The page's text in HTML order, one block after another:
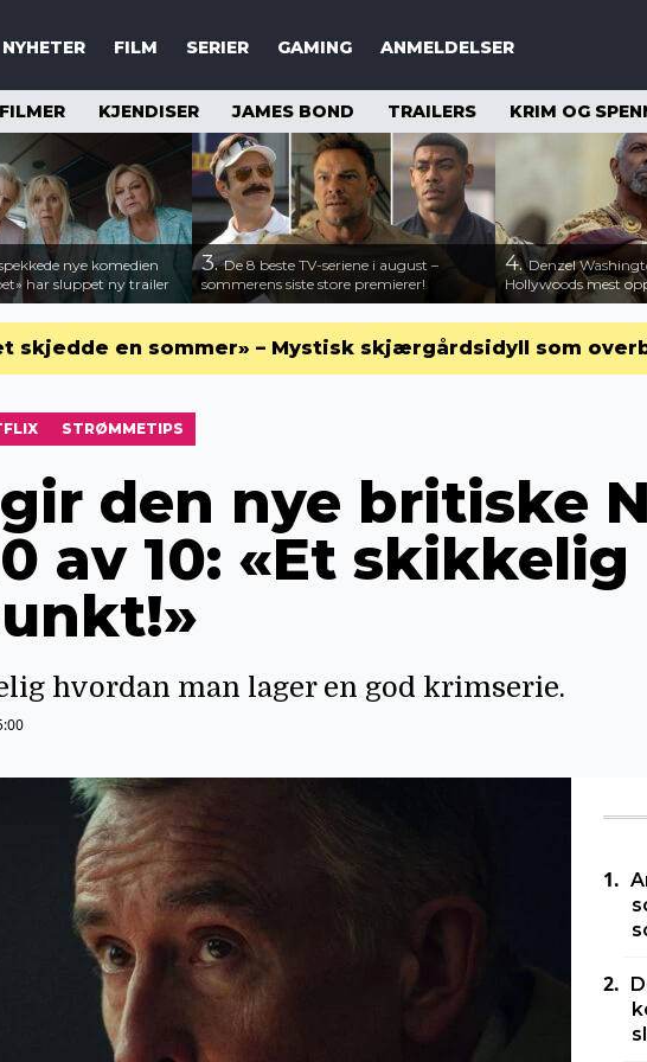
NYHETER FILM SERIER GAMING ANMELDELSER
KJENDISER JAMES BOND TRAILERS KRIM OG
nye komedien
har sluppet ny trailer
3.De 8 beste TV-seriene i august –
sommerens siste store premierer!
4.Denzel
Hollywoods mest
skjedde en sommer» – Mystisk skjærgårdsidyll som
STRØMMETIPS
den nye britiske
av 10: «Et skikkelig
hvordan man lager en god krimserie.